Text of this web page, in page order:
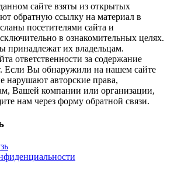
сайте взяты из открытых
обратную ссылку на материал в
посетителями сайта и
в ознакомительных целях.
принадлежат их владельцам.
ответственности за содержание
Если Вы обнаружили на нашем сайте
нарушают авторские права,
Вашей компании или организации,
нам через форму обратной связи.